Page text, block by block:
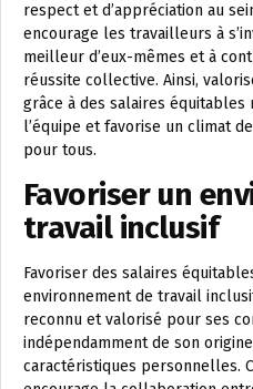
respect et d’appréciation au
encourage les travailleurs à
meilleur d’eux-mêmes et à
réussite collective. Ainsi,
grâce à des salaires
l’équipe et favorise un climat
pour tous.
Favoriser un
travail inclusif
Favoriser des salaires
environnement de travail
reconnu et valorisé pour ses
indépendamment de son
caractéristiques personnelles.